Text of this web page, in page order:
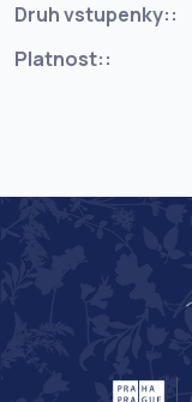
Druh vstupenky::
Platnost::